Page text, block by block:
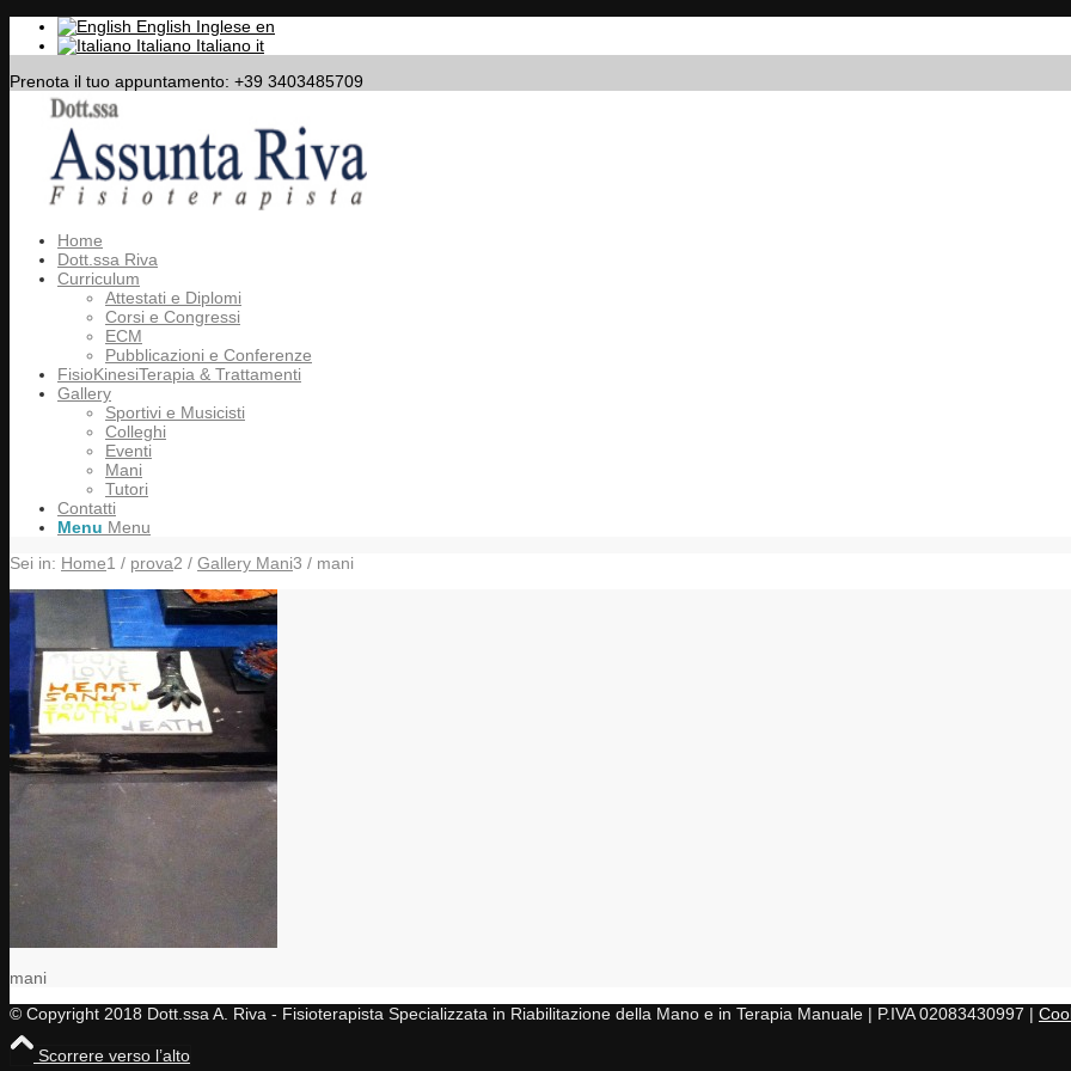
English Inglese en
Italiano Italiano it
Prenota il tuo appuntamento: +39 3403485709
Home
Dott.ssa Riva
Curriculum
Attestati e Diplomi
Corsi e Congressi
ECM
Pubblicazioni e Conferenze
FisioKinesiTerapia & Trattamenti
Gallery
Sportivi e Musicisti
Colleghi
Eventi
Mani
Tutori
Contatti
Menu Menu
Sei in: Home1 / prova2 / Gallery Mani3 / mani
mani
© Copyright 2018 Dott.ssa A. Riva - Fisioterapista Specializzata in Riabilitazione della Mano e in Terapia Manuale | P.IVA 02083430997 |
Scorrere verso l’alto